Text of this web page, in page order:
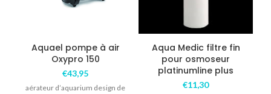
Aquael pompe à air
Oxypro 150
€43,95
aérateur d’aquarium design de
Aqua Medic filtre fin
pour osmoseur
platinumline plus
€11,30